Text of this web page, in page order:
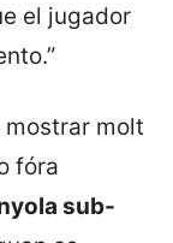
el jugador
mostrar molt
fóra
sub-